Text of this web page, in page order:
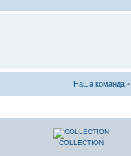
Наша команда •
COLLECTION